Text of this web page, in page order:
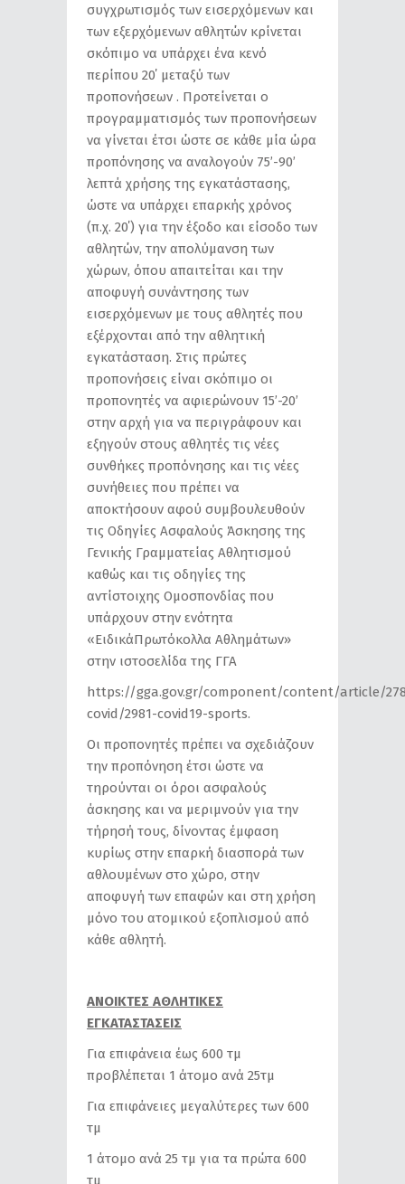
συγχρωτισμός των εισερχόμενων και
των εξερχόμενων αθλητών κρίνεται
σκόπιμο να υπάρχει ένα κενό
περίπου 20΄ μεταξύ των
προπονήσεων . Προτείνεται ο
προγραμματισμός των προπονήσεων
να γίνεται έτσι ώστε σε κάθε μία ώρα
προπόνησης να αναλογούν 75’-90’
λεπτά χρήσης της εγκατάστασης,
ώστε να υπάρχει επαρκής χρόνος
(π.χ. 20΄) για την έξοδο και είσοδο των
αθλητών, την απολύμανση των
χώρων, όπου απαιτείται και την
αποφυγή συνάντησης των
εισερχόμενων με τους αθλητές που
εξέρχονται από την αθλητική
εγκατάσταση. Στις πρώτες
προπονήσεις είναι σκόπιμο οι
προπονητές να αφιερώνουν 15’-20’
στην αρχή για να περιγράφουν και
εξηγούν στους αθλητές τις νέες
συνθήκες προπόνησης και τις νέες
συνήθειες που πρέπει να
αποκτήσουν αφού συμβουλευθούν
τις Οδηγίες Ασφαλούς Άσκησης της
Γενικής Γραμματείας Αθλητισμού
καθώς και τις οδηγίες της
αντίστοιχης Ομοσπονδίας που
υπάρχουν στην ενότητα
«ΕιδικάΠρωτόκολλα Αθλημάτων»
στην ιστοσελίδα της ΓΓΑ
https://gga.gov.gr/component/content/article/
covid/2981-covid19-sports.
Οι προπονητές πρέπει να σχεδιάζουν
την προπόνηση έτσι ώστε να
τηρούνται οι όροι ασφαλούς
άσκησης και να μεριμνούν για την
τήρησή τους, δίνοντας έμφαση
κυρίως στην επαρκή διασπορά των
αθλουμένων στο χώρο, στην
αποφυγή των επαφών και στη χρήση
μόνο του ατομικού εξοπλισμού από
κάθε αθλητή.
ΑΝΟΙΚΤΕΣ ΑΘΛΗΤΙΚΕΣ
ΕΓΚΑΤΑΣΤΑΣΕΙΣ
Για επιφάνεια έως 600 τμ
προβλέπεται 1 άτομο ανά 25τμ
Για επιφάνειες μεγαλύτερες των 600
τμ
1 άτομο ανά 25 τμ για τα πρώτα 600
τμ